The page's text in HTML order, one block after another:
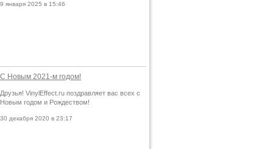
9 января 2025 в 15:46
С Новым 2021-м годом!
Друзья! VinylEffect.ru поздравляет вас всех с
Новым годом и Рождеством!
30 декабря 2020 в 23:17